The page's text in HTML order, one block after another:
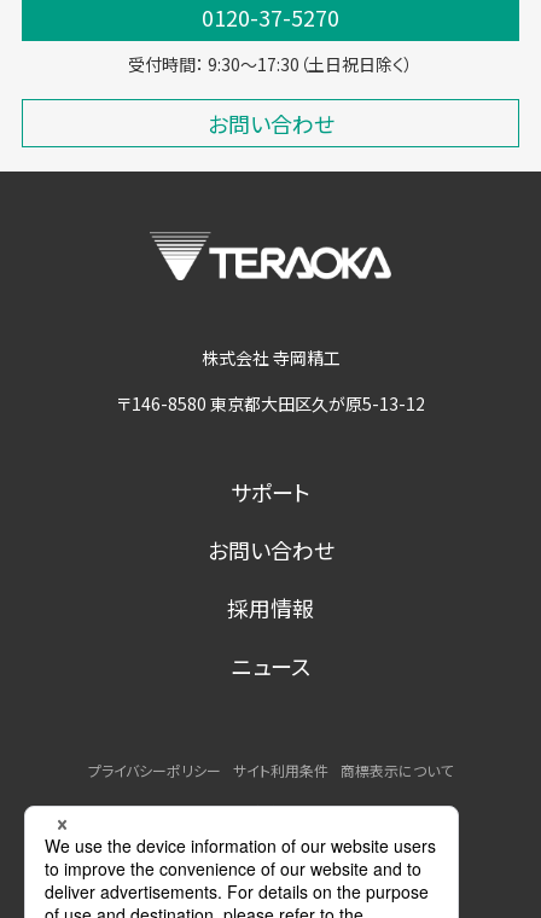
0120-37-5270
受付時間： 9:30～17:30（土日祝日除く）
お問い合わせ
株式会社 寺岡精工
〒146-8580 東京都大田区久が原5-13-12
サポート
お問い合わせ
採用情報
ニュース
プライバシーポリシー サイト利用条件
商標表示について
MSDSの提供について